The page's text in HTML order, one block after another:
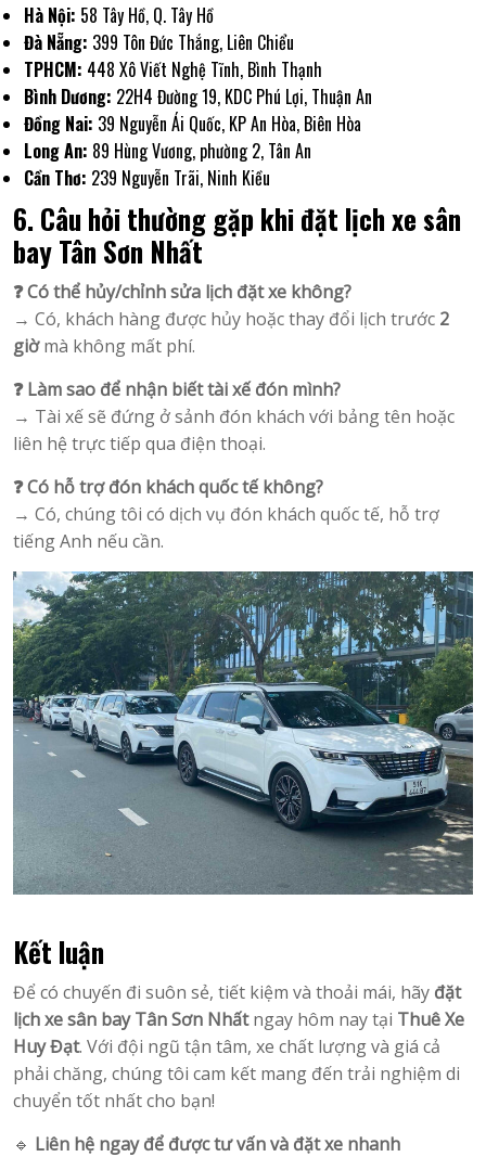
Hà Nội: 58 Tây Hồ, Q. Tây Hồ
Đà Nẵng: 399 Tôn Đức Thắng, Liên Chiểu
TPHCM: 448 Xô Viết Nghệ Tĩnh, Bình Thạnh
Bình Dương: 22H4 Đường 19, KDC Phú Lợi, Thuận An
Đồng Nai: 39 Nguyễn Ái Quốc, KP An Hòa, Biên Hòa
Long An: 89 Hùng Vương, phường 2, Tân An
Cần Thơ: 239 Nguyễn Trãi, Ninh Kiều
6. Câu hỏi thường gặp khi đặt lịch xe sân
bay Tân Sơn Nhất
❓ Có thể hủy/chỉnh sửa lịch đặt xe không?
→ Có, khách hàng được hủy hoặc thay đổi lịch trước 2
giờmà không mất phí.
❓ Làm sao để nhận biết tài xế đón mình?
→ Tài xế sẽ đứng ở sảnh đón khách với bảng tên hoặc
liên hệ trực tiếp qua điện thoại.
❓ Có hỗ trợ đón khách quốc tế không?
→ Có, chúng tôi có dịch vụ đón khách quốc tế, hỗ trợ
tiếng Anh nếu cần.
Kết luận
Để có chuyến đi suôn sẻ, tiết kiệm và thoải mái, hãy đặt
lịch xe sân bay Tân Sơn Nhấtngay hôm nay tại Thuê Xe
Huy Đạt. Với đội ngũ tận tâm, xe chất lượng và giá cả
phải chăng, chúng tôi cam kết mang đến trải nghiệm di
chuyển tốt nhất cho bạn!
🔹 Liên hệ ngay để được tư vấn và đặt xe nhanh